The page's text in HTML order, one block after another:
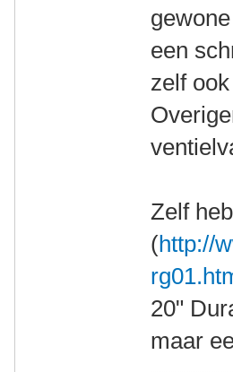
een
zelf
Zelf
(http://
20"
maar